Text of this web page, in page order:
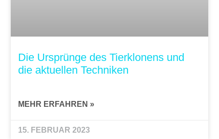
Die Ursprünge des Tierklonens und
die aktuellen Techniken
MEHR ERFAHREN »
15. FEBRUAR 2023